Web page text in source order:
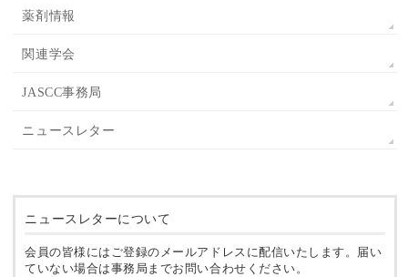
薬剤情報
関連学会
JASCC事務局
ニュースレター
ニュースレターについて
会員の皆様にはご登録のメールアドレスに配信いたします。届い
ていない場合は事務局までお問い合わせください。